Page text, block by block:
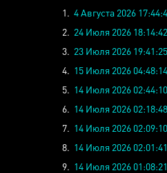
1. 4 Августа 2026
2. 24 Июля 2026 18:14:42
3. 23 Июля 2026 19:41:25
4. 15 Июля 2026 04:48:14
5. 14 Июля 2026 02:44:10
6. 14 Июля 2026 02:18:48
7. 14 Июля 2026 02:09:10
8. 14 Июля 2026 02:01:41
9. 14 Июля 2026 01:08:21